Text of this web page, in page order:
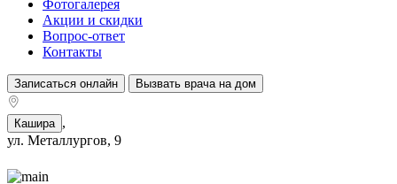
Фотогалерея
Акции и скидки
Вопрос-ответ
Контакты
Записаться онлайн Вызвать врача на дом
Кашира ,
ул. Металлургов, 9